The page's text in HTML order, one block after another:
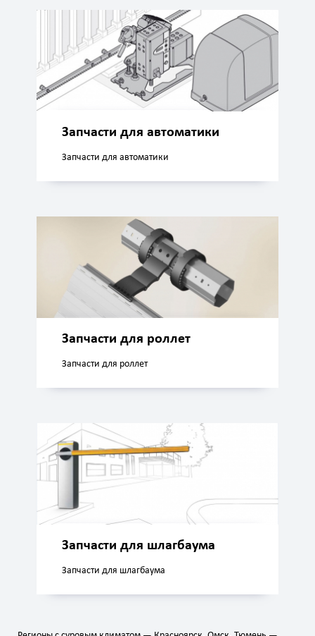
Запчасти для автоматики
Запчасти для автоматики
Запчасти для роллет
Запчасти для роллет
Запчасти для шлагбаума
Запчасти для шлагбаума